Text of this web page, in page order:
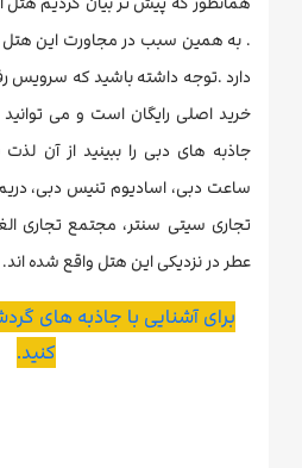
. به همین سبب در مجاورت این هتل
دارد .توجه داشته باشید که سرویس
خرید اصلی رایگان است و می
جاذبه های دبی را ببینید از آن
ساعت دبی، اسادیوم تنیس دبی،
تجاری سیتی سنتر، مجتمع تجاری
عطر در نزدیکی این هتل واقع شده اند.
برای آشنایی با جاذبه های
کنید.